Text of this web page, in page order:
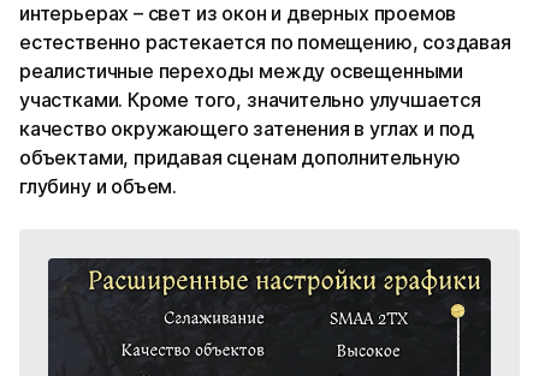
интерьерах – свет из окон и дверных проемов
естественно растекается по помещению, создавая
реалистичные переходы между освещенными
участками. Кроме того, значительно улучшается
качество окружающего затенения в углах и под
объектами, придавая сценам дополнительную
глубину и объем.